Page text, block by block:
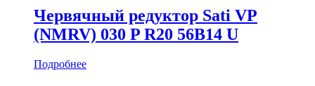
Червячный редуктор Sati VP
(NMRV) 030 P R20 56B14 U
Подробнее